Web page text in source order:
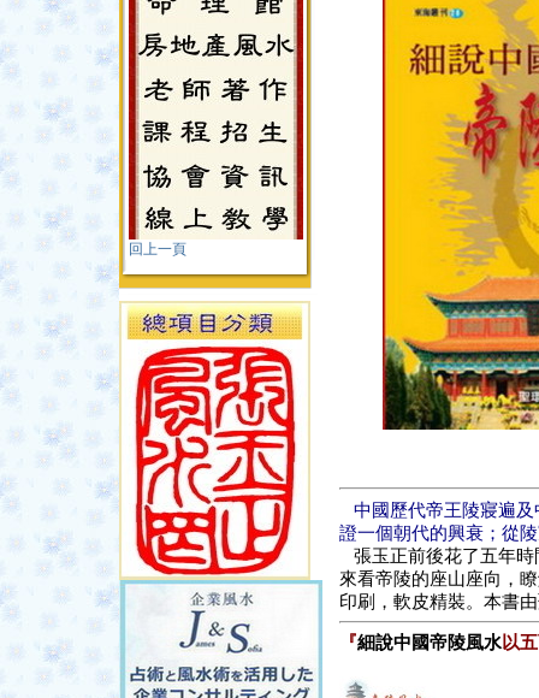
回上一頁
中國歷代帝王陵寢遍及
證一個朝代的興衰；從
張玉正前後花了五年
來看帝陵的座山座向 ，
印刷，軟皮精裝。本書
『細說中國帝陵風水以